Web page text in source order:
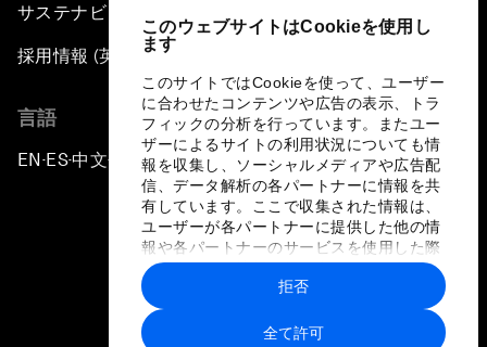
このウェブサイトはCookieを使用し
ます
このサイトではCookieを使って、ユーザー
に合わせたコンテンツや広告の表示、トラ
フィックの分析を行っています。またユー
ザーによるサイトの利用状況についても情
報を収集し、ソーシャルメディアや広告配
信、データ解析の各パートナーに情報を共
有しています。ここで収集された情報は、
ユーザーが各パートナーに提供した他の情
報や各パートナーのサービスを使用した際
に収集された情報と組み合わされ、各パー
トナーによって使用されることがありま
す。
全て許可
拒否
サステナビリティへの取り組み
採用情報 (英語のみ)
言語
EN ▪ES▪中文▪ 日本語
プライバシーポリシーと利用規約